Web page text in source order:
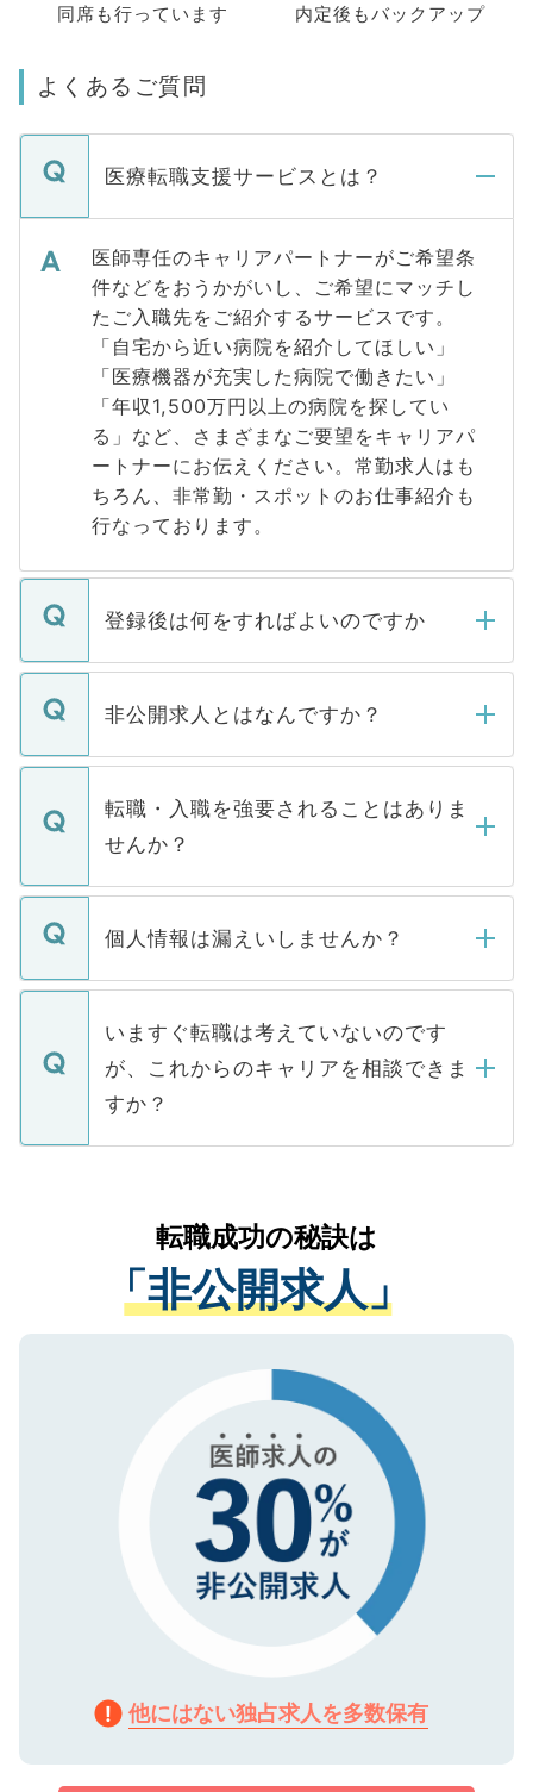
同席も行っています
内定後もバックアップ
よくあるご質問
医療転職支援サービスとは？
医師専任のキャリアパートナーがご希望条
件などをおうかがいし、ご希望にマッチし
たご入職先をご紹介するサービスです。
「自宅から近い病院を紹介してほしい」
「医療機器が充実した病院で働きたい」
「年収1,500万円以上の病院を探してい
る」など、さまざまなご要望をキャリアパ
ートナーにお伝えください。常勤求人はも
ちろん、非常勤・スポットのお仕事紹介も
行なっております。
登録後は何をすればよいのですか
ご登録いただきましたら、弊社担当者がご
登録内容を確認し、その後メールもしくは
ます。通常、5営業日以内にはご連絡をせて
いただきますので、しばらくお待ちくださ
い。
非公開求人とはなんですか？
マイナビDOCTORで取り扱っている求人の
うち約3割は、Webサイトからご覧いただ
けない「非公開求人」です。非公開求人は
下記の理由によって、一般には公開してい
ません。
■応募殺到を避けるため 人気のある医療機
関を公にしてしまうと、応募が殺到する場
に、医療機関が求める条件に合った人材の
みを人材紹介会社に依頼するケースが増え
ています。
転職・入職を強要されることはありま
せんか？
転職・入職を強要することは一切ありませ
ん。また、仮に応募先から内定をいただい
定を承諾する必要はありません。内定先へ
の辞退の連絡はキャリアパートナーが行い
ますので、ご安心ください。
個人情報は漏えいしませんか？
個人情報が漏えいすることはありませんの
で、ご安心ください。当サイトからの登録
などで収集したご登録者様の個人情報は、
ご本人のキャリアアップおよび転職活動の
支援を目的に使用いたします。お預かりし
ているすべての個人データはご本人の許可
は、個人情報の取り扱いについての厳密な
管理基準を満たした事業者のみに付与され
る、プライバシーマークを取得済みです。
ご登録いただいた個人情報は、SSL（デー
で、機密保持に関してもご安心ください。
いますぐ転職は考えていないのです
が、これからのキャリアを相談できま
すか？
かがいして、現在の医療機関の状況や紹介
経験をまじえながら、適切なアドバイスを
させていただきます。すぐにご転職をされ
ない方には、長期的なサポートが可能です
ので、まずはご登録ください。
転職成功の秘訣は
「非公開求人」
他にはない独占求人を多数保有